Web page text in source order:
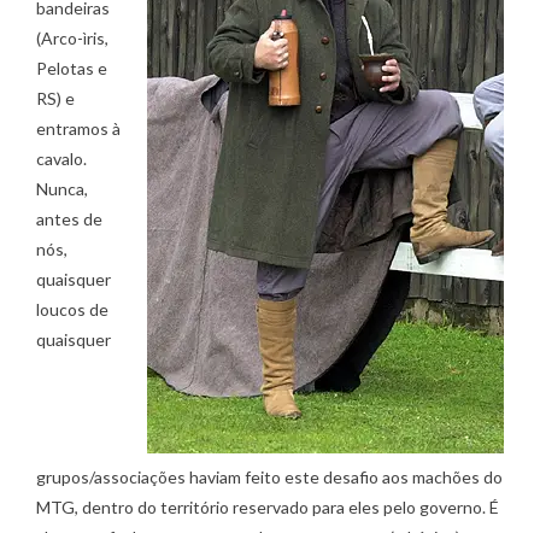
bandeiras
(Arco-ìris,
Pelotas e
RS) e
entramos à
cavalo.
Nunca,
antes de
nós,
quaisquer
loucos de
quaisquer
grupos/associações haviam feito este desafio aos machões do
MTG, dentro do território reservado para eles pelo governo. É